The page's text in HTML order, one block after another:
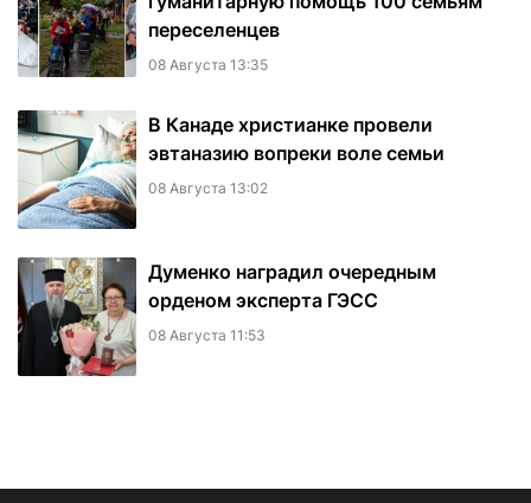
переселенцев
08 Августа 13:35
В Канаде христианке провели
эвтаназию вопреки воле семьи
08 Августа 13:02
Думенко наградил очередным
орденом эксперта ГЭСС
08 Августа 11:53